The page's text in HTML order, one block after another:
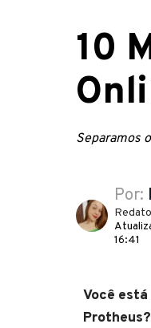
10
Separamos
Por:
16:41
Você